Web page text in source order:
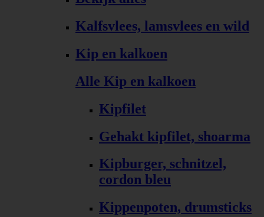
Kalfsvlees, lamsvlees en wild
Kip en kalkoen
Alle Kip en kalkoen
Kipfilet
Gehakt kipfilet, shoarma
Kipburger, schnitzel,
cordon bleu
Kippenpoten, drumsticks